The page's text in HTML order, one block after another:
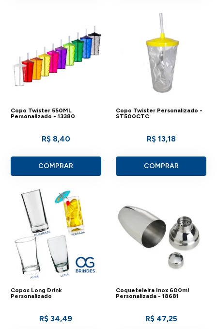
Copo Twister 550ML
Personalizado - 13380
R$ 8,40
COMPRAR
Copo Twister Personalizado -
ST500CTC
R$ 13,18
COMPRAR
Copos Long Drink
Personalizado
R$ 34,49
Coqueteleira Inox 600ml
Personalizada - 18681
R$ 47,25